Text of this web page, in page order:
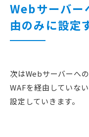
Webサーバー
由のみに設定
次はWebサーバーへ
WAFを経由していな
設定していきます。